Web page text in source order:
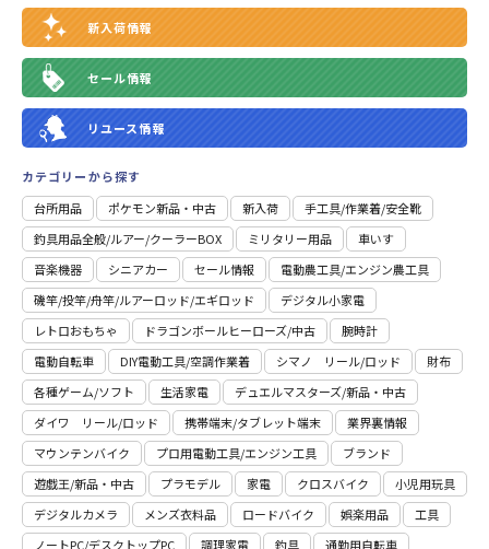
新入荷情報
セール情報
リユース情報
カテゴリーから探す
台所用品
ポケモン新品・中古 新入荷
⼿⼯具/作業着/安全靴
釣具用品全般/ルアー/クーラーBOX
ミリタリー用品
車いす
音楽機器
シニアカー セール情報
電動農工具/エンジン農工具
磯竿/投竿/舟竿/ルアーロッド/エギロッド
デジタル小家電
レトロおもちゃ
ドラゴンボールヒーローズ/中古
腕時計
電動自転車
DIY電動工具/空調作業着 シマノ リール/ロッド
財布
各種ゲーム/ソフト
生活家電
デュエルマスターズ/新品・中古
ダイワ リール/ロッド
携帯端末/タブレット端末
業界裏情報
マウンテンバイク
プロ用電動⼯具/エンジン⼯具
ブランド
遊戯王/新品・中古
プラモデル 家電 クロスバイク
小児用玩具
デジタルカメラ
メンズ衣料品 ロードバイク 娯楽用品
工具
ノートPC/デスクトップPC
調理家電 釣具 通勤用自転車